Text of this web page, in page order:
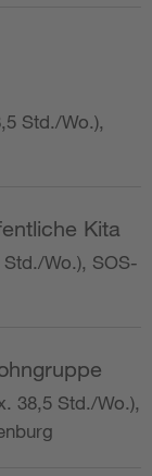
Std./Wo.),
Kita
Wo.), SOS-
38,5 Std./Wo.),